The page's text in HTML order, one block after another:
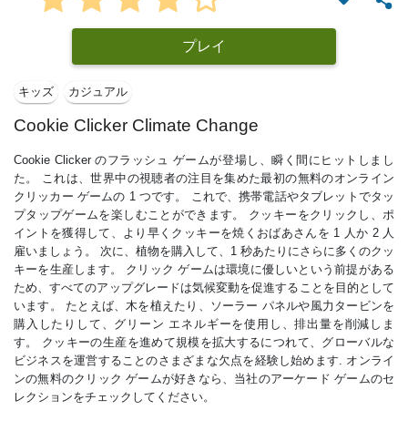
プレイ
キッズ カジュアル
Cookie Clicker Climate Change
Cookie Clicker のフラッシュ ゲームが登場し、瞬く間にヒットしまし
た。 これは、世界中の視聴者の注目を集めた最初の無料のオンライン
クリッカー ゲームの 1 つです。 これで、携帯電話やタブレットでタッ
プタップゲームを楽しむことができます。 クッキーをクリックし、ポ
イントを獲得して、より早くクッキーを焼くおばあさんを 1 人か 2 人
雇いましょう。 次に、植物を購入して、1 秒あたりにさらに多くのクッ
キーを生産します。 クリック ゲームは環境に優しいという前提がある
ため、すべてのアップグレードは気候変動を促進することを目的として
います。 たとえば、木を植えたり、ソーラー パネルや風力タービンを
購入したりして、グリーン エネルギーを使用し、排出量を削減しま
す。 クッキーの生産を進めて規模を拡大するにつれて、グローバルな
ビジネスを運営することのさまざまな欠点を経験し始めます. オンライ
ンの無料のクリック ゲームが好きなら、当社のアーケード ゲームのセ
レクションをチェックしてください。